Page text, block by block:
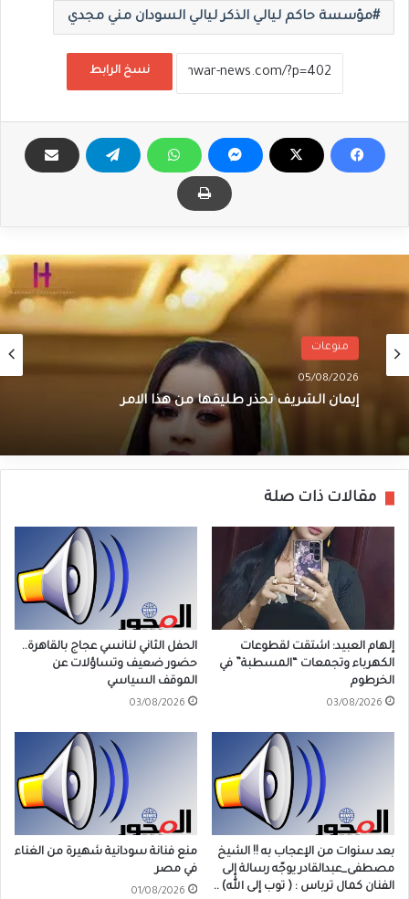
مؤسسة حاكم ليالي الذكر ليالي السودان مني مجدي
نسخ الرابط
منوعات
05/08/2026
إيمان الشريف تحذر طليقها من هذا الامر
مقالات ذات صلة
إلهام العبيد: اشتقت لقطوعات
الكهرباء وتجمعات “المسطبة” في
الخرطوم
03/08/2026
الحفل الثاني لنانسي عجاج بالقاهرة..
حضور ضعيف وتساؤلات عن
الموقف السياسي
03/08/2026
بعد سنوات من الإعجاب به !! الشيخ
مصطفى_عبدالقادر يوجّه رسالة إلى
الفنان كمال ترباس : ( توب إلى الله) ..
منع فنانة سودانية شهيرة من الغناء
في مصر
01/08/2026